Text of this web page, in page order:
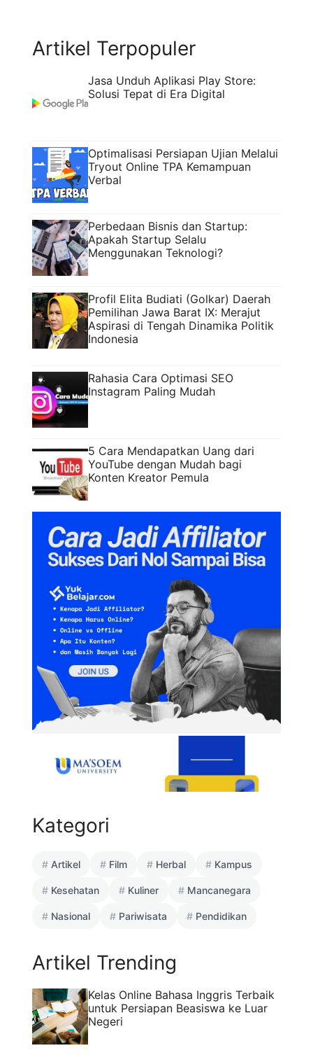
Artikel Terpopuler
Jasa Unduh Aplikasi Play Store:
Solusi Tepat di Era Digital
Optimalisasi Persiapan Ujian Melalui
Tryout Online TPA Kemampuan
Verbal
Perbedaan Bisnis dan Startup:
Apakah Startup Selalu
Menggunakan Teknologi?
Profil Elita Budiati (Golkar) Daerah
Pemilihan Jawa Barat IX: Merajut
Aspirasi di Tengah Dinamika Politik
Indonesia
Rahasia Cara Optimasi SEO
Instagram Paling Mudah
5 Cara Mendapatkan Uang dari
YouTube dengan Mudah bagi
Konten Kreator Pemula
Kategori
Artikel Film Herbal Kampus
Kesehatan Kuliner Mancanegara
Nasional Pariwisata Pendidikan
Artikel Trending
Kelas Online Bahasa Inggris Terbaik
untuk Persiapan Beasiswa ke Luar
Negeri